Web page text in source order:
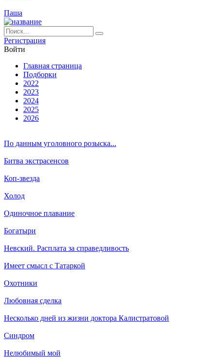
Паша
Ре­ги­ст­ра­ция
Вой­ти
Глав­ная стра­ни­ца
Подборки
2022
2023
2024
2025
2026
По данным уголовного розыска...
Битва экстрасенсов
Коп-звезда
Холод
Одиночное плавание
Богатыри
Невский. Расплата за справедливость
Имеет смысл с Татаркой
Охотники
Любовная сделка
Несколько дней из жизни доктора Калистратовой
Синдром
Нелюбимый мой